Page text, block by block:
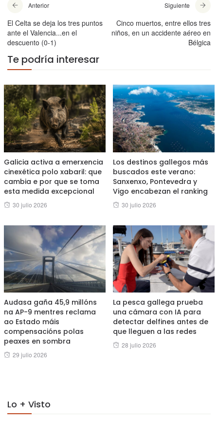
Anterior
El Celta se deja los tres puntos
ante el Valencia...en el
descuento (0-1)
Siguiente
Cinco muertos, entre ellos tres
niños, en un accidente aéreo en
Bélgica
Te podría interesar
Galicia activa a emerxencia
cinexética polo xabaril: que
cambia e por que se toma
esta medida excepcional
Posted
30 julio 2026
Los destinos gallegos más
buscados este verano:
Sanxenxo, Pontevedra y
Vigo encabezan el ranking
Posted
30 julio 2026
Audasa gaña 45,9 millóns
na AP-9 mentres reclama
ao Estado máis
compensacións polas
peaxes en sombra
Posted
29 julio 2026
La pesca gallega prueba
una cámara con IA para
detectar delfines antes de
que lleguen a las redes
Posted
28 julio 2026
Lo + Visto